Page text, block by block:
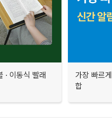
· 이동식 빨래
가장 빠르
합